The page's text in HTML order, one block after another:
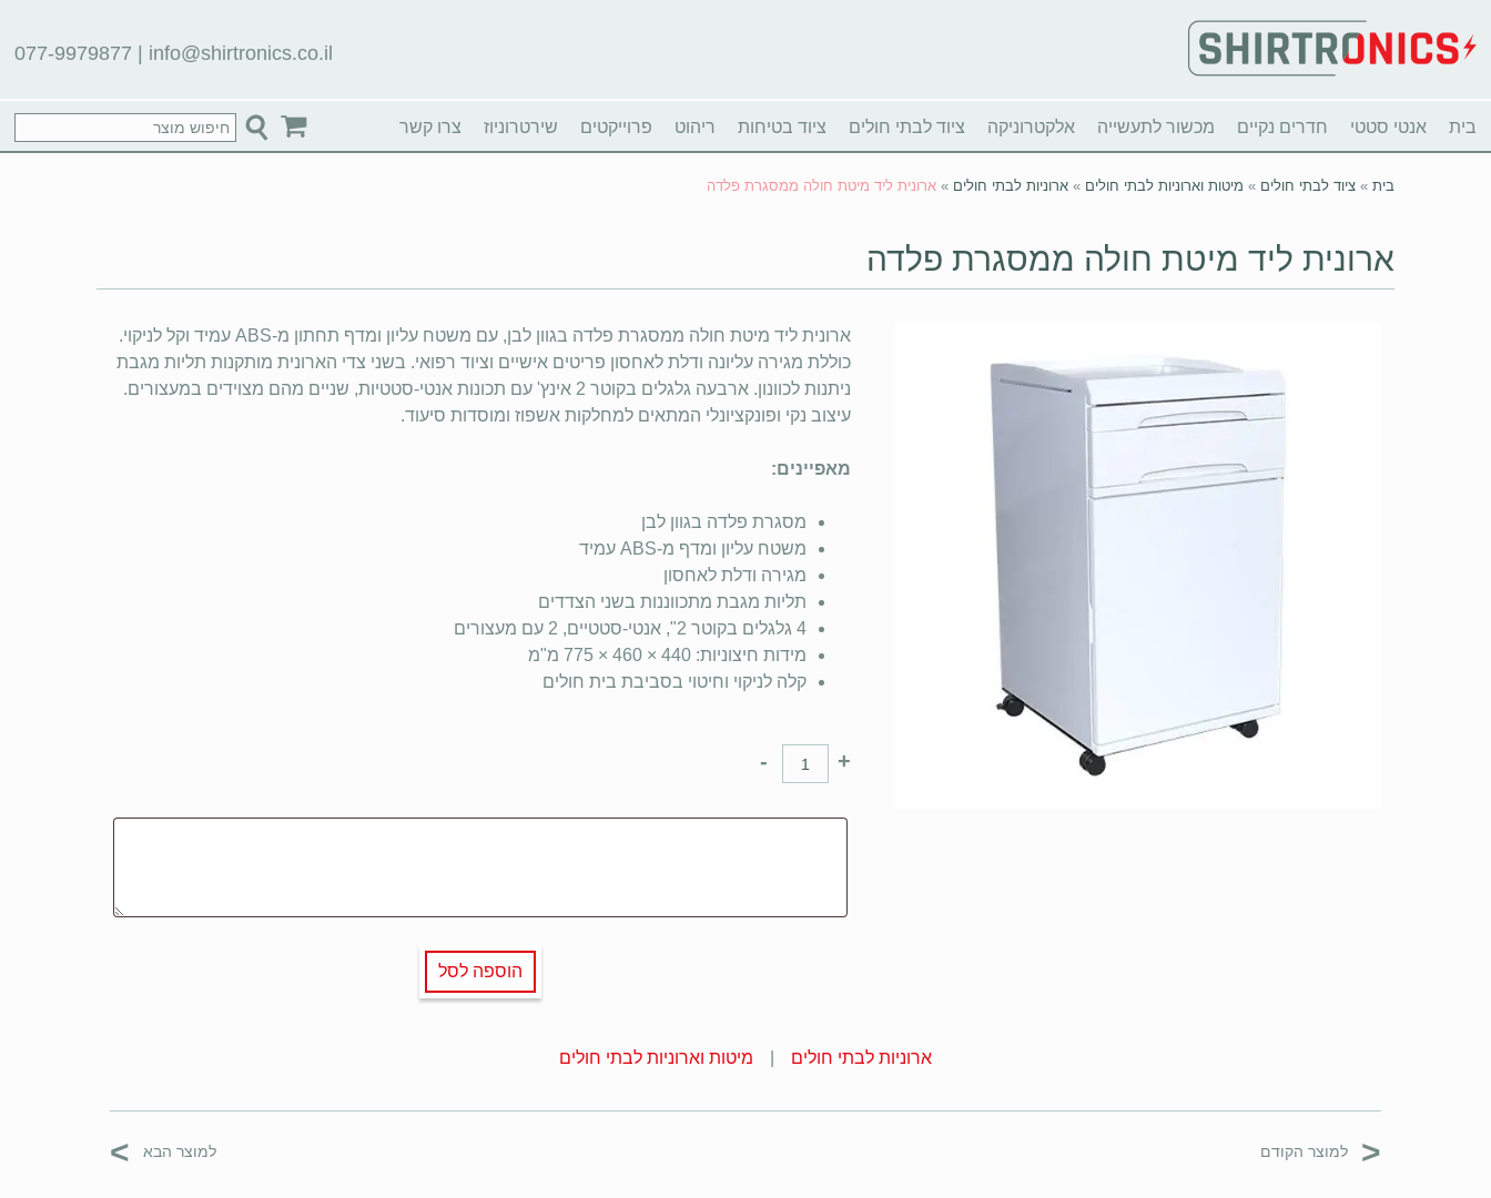
077-9979877 info@shirtronics.co.il
בית אנטי סטטי חדרים נקיים מכשור לתעשייה אלקטרוניקה ציוד לבתי חולים ציוד בטיחות ריהוט פרוייקטים שירטרוניוז צרו קשר
בית » ציוד לבתי חולים » מיטות וארוניות לבתי חולים » ארוניות לבתי חולים » ארונית ליד מיטת חולה ממסגרת פלדה
ארונית ליד מיטת חולה ממסגרת פלדה
ארונית ליד מיטת חולה ממסגרת פלדה בגוון לבן, עם משטח עליון ומדף תחתון מ-ABS עמיד וקל לניקוי.
כוללת מגירה עליונה ודלת לאחסון פריטים אישיים וציוד רפואי. בשני צדי הארונית מותקנות תליות מגבת
ניתנות לכוונון. ארבעה גלגלים בקוטר 2 אינץ' עם תכונות אנטי-סטטיות, שניים מהם מצוידים במעצורים.
עיצוב נקי ופונקציונלי המתאים למחלקות אשפוז ומוסדות סיעוד.
מאפיינים:
מסגרת פלדה בגוון לבן
משטח עליון ומדף מ-ABS עמיד
מגירה ודלת לאחסון
תליות מגבת מתכווננות בשני הצדדים
4 גלגלים בקוטר 2", אנטי-סטטיים, 2 עם מעצורים
מידות חיצוניות: 440 × 460 × 775 מ"מ
קלה לניקוי וחיטוי בסביבת בית חולים
+
-
הוספה לסל
ארוניות לבתי חולים מיטות וארוניות לבתי חולים
< למוצר הקודם למוצר הבא >